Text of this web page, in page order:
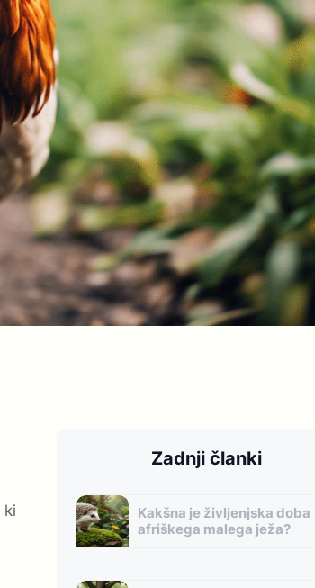
ki
Zadnji članki
Kakšna je življenjska doba
afriškega malega ježa?